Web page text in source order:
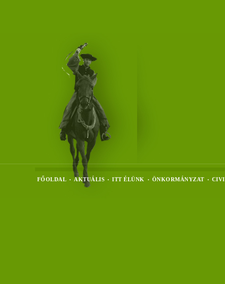
FŐOLDAL • AKTUÁLIS • ITT ÉLÜNK • ÖNKORMÁNYZAT •